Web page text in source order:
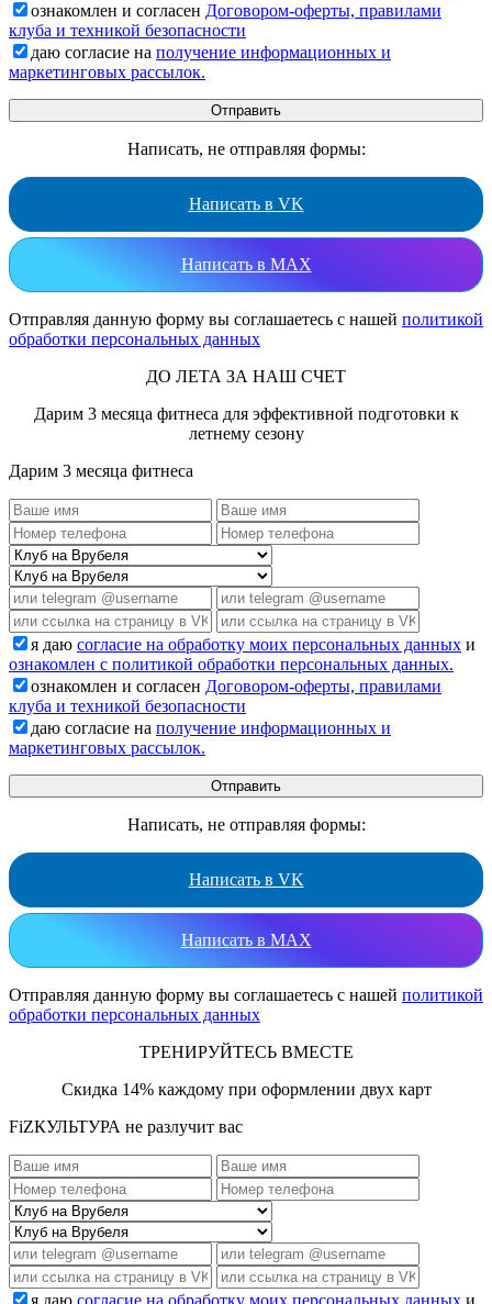
ознакомлен и согласен Договором-оферты, правилами
клуба и техникой безопасности
даю согласие на получение информационных и
маркетинговых рассылок.
Написать, не отправляя формы:
Написать в VK
Написать в MAX
Отправляя данную форму вы соглашаетесь с нашей политикой
обработки персональных данных
ДО ЛЕТА ЗА НАШ СЧЕТ
Дарим 3 месяца фитнеса для эффективной подготовки к
летнему сезону
Дарим 3 месяца фитнеса
я даю согласие на обработку моих персональных данных и
ознакомлен с политикой обработки персональных данных.
ознакомлен и согласен Договором-оферты, правилами
клуба и техникой безопасности
даю согласие на получение информационных и
маркетинговых рассылок.
Написать, не отправляя формы:
Написать в VK
Написать в MAX
Отправляя данную форму вы соглашаетесь с нашей политикой
обработки персональных данных
ТРЕНИРУЙТЕСЬ ВМЕСТЕ
Скидка 14% каждому при оформлении двух карт
FiZКУЛЬТУРА не разлучит вас